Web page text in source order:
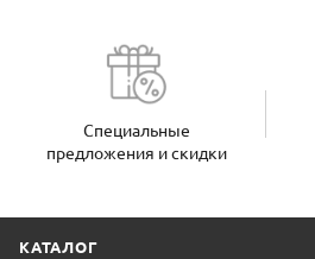
Специальные
предложения и скидки
КАТАЛОГ